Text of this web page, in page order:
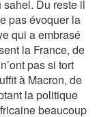
Du reste il
pas évoquer la
qui a embrasé
la France, de
pas si tort
à Macron, de
la politique
beaucoup